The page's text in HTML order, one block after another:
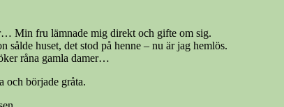
Min fru lämnade mig direkt och gifte om sig.
huset, det stod på henne – nu är jag hemlös.
råna gamla damer…
och började gråta.